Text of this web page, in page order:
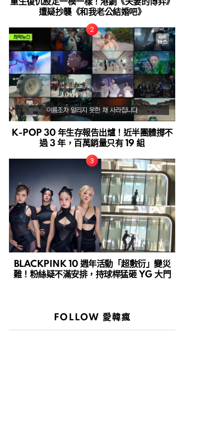
遭疑抄襲《和我老公結婚吧》
K-POP 30 年生存報告出爐！近半團體撐不
過 3 年，百萬銷量只有 19 組
BLACKPINK 10 週年活動「超敷衍」變災
難！粉絲疑不滿安排，持球桿猛砸 YG 大門
FOLLOW 愛韓瘋